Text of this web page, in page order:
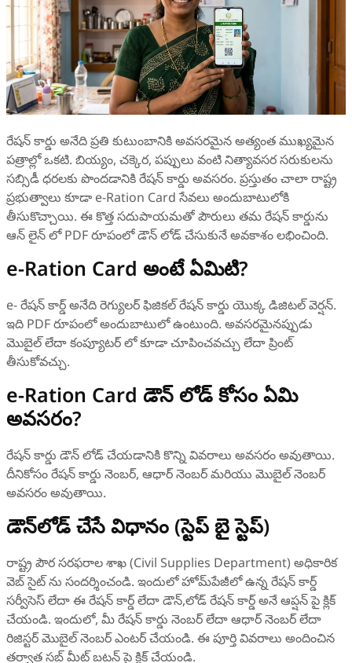
రేషన్ కార్డు అనేది ప్రతి కుటుంబానికి అవసరమైన అత్యంత ముఖ్యమైన
పత్రాల్లో ఒకటి. బియ్యం, చక్కెర, పప్పులు వంటి నిత్యావసర సరుకులను
సబ్సిడీ ధరలకు పొందడానికి రేషన్ కార్డు అవసరం. ప్రస్తుతం చాలా రాష్ట్ర
ప్రభుత్వాలు కూడా e-Ration Card సేవలు అందుబాటులోకి
తీసుకొచ్చాయి. ఈ కొత్త సదుపాయమతో పౌరులు తమ రేషన్ కార్డును
ఆన్‌ లైన్‌ లో PDF రూపంలో డౌన్‌ లోడ్ చేసుకునే అవకాశం లభించింది.
e-Ration Card అంటే ఏమిటి?
e- రేషన్ కార్డ్ అనేది రెగ్యులర్ ఫిజికల్ రేషన్ కార్డు యొక్క డిజిటల్ వెర్షన్.
ఇది PDF రూపంలో అందుబాటులో ఉంటుంది. అవసరమైనప్పుడు
మొబైల్ లేదా కంప్యూటర్‌ లో కూడా చూపించవచ్చు లేదా ప్రింట్
తీసుకోవచ్చు.
e-Ration Card డౌన్‌ లోడ్ కోసం ఏమి
అవసరం?
రేషన్ కార్డు డౌన్ లోడ్ చేయడానికి కొన్ని వివరాలు అవసరం అవుతాయి.
దీనికోసం రేషన్ కార్డు నెంబర్, ఆధార్ నెంబర్ మరియు మొబైల్ నెంబర్
అవసరం అవుతాయి.
డౌన్‌లోడ్ చేసే విధానం (స్టెప్ బై స్టెప్)
రాష్ట్ర పౌర సరఫరాల శాఖ (Civil Supplies Department) అధికారిక
వెబ్‌ సైట్‌ ను సందర్శించండి. ఇందులో హోమ్‌పేజీలో ఉన్న రేషన్ కార్డ్
సర్వీసెస్ లేదా ఈ రేషన్ కార్డ్ లేదా డౌన్,లోడ్ రేషన్ కార్డ్ అనే ఆప్షన్‌ పై క్లిక్
చేయండి. ఇందులో, మీ రేషన్ కార్డు నెంబర్ లేదా ఆధార్ నెంబర్ లేదా
రిజిస్టర్ మొబైల్ నెంబర్ ఎంటర్ చేయండి. ఈ పూర్తి వివరాలు అందించిన
తర్వాత సబ్ మీట్ బటన్ పై క్లిక్ చేయండి.